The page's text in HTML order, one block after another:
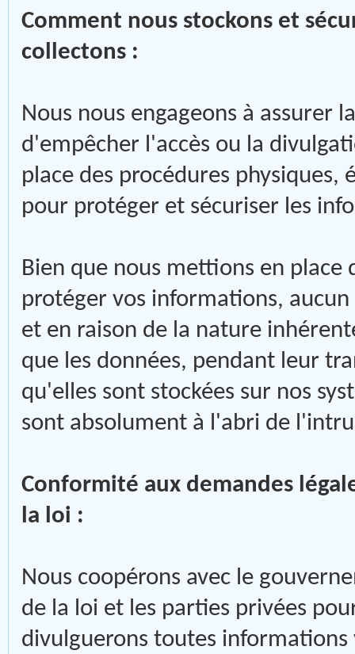
Comment nous stockons et
collectons :
Nous nous engageons à assurer
d'empêcher l'accès ou la
place des procédures
pour protéger et sécuriser les
Bien que nous mettions en place
protéger vos informations,
et en raison de la nature
que les données, pendant leur
qu'elles sont stockées sur nos
sont absolument à l'abri de
Conformité aux demandes
la loi :
Nous coopérons avec le
de la loi et les parties privées
divulguerons toutes